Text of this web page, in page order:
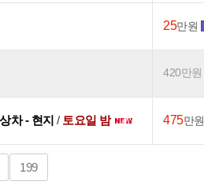
25만원
420만원
차 - 현지 / 토요일 밤 475만원
199